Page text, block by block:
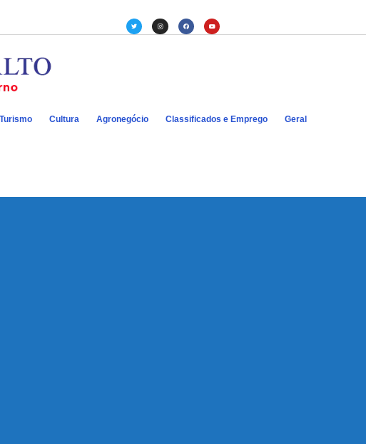
Turismo Cultura Agronegócio Classificados e Emprego Geral